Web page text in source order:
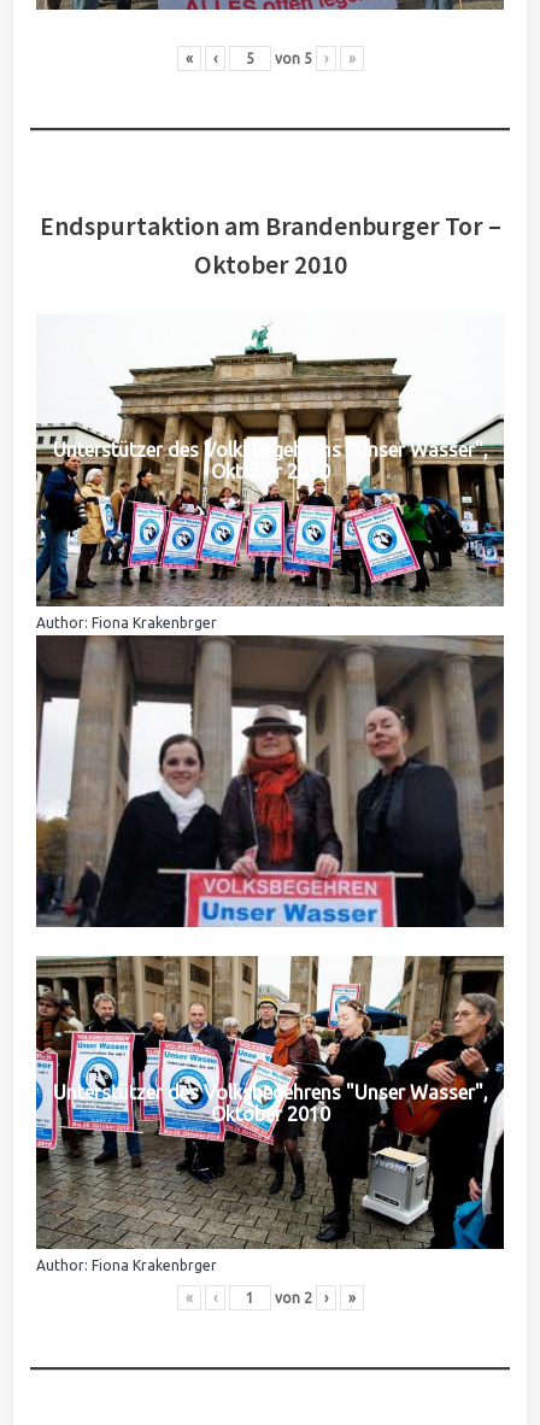
« ‹ von 5 › »
Endspurtaktion am Brandenburger Tor –
Oktober 2010
Unterstützer des Volksbegehrens "Unser Wasser",
Oktober 2010
Author: Fiona Krakenbrger
Unterstützer des Volksbegehrens "Unser Wasser",
Oktober 2010
Author: Fiona Krakenbrger
« ‹ von 2 › »